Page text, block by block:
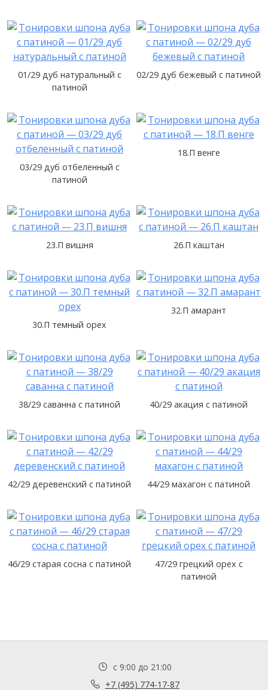
01/29 дуб натуральный с
патиной
02/29 дуб бежевый с патиной
03/29 дуб отбеленный с
патиной
18.П венге
23.П вишня 26.П каштан
30.П темный орех
32.П амарант
38/29 саванна с патиной 40/29 акация с патиной
42/29 деревенский с патиной 44/29 махагон с патиной
46/29 старая сосна с патиной
47/29 грецкий орех с
патиной
с 9:00 до 21:00
+7 (495) 774-17-87